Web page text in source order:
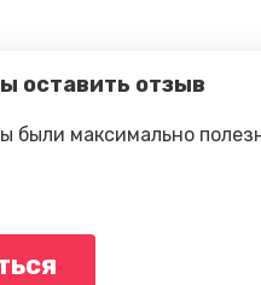
оставить отзыв
были максимально